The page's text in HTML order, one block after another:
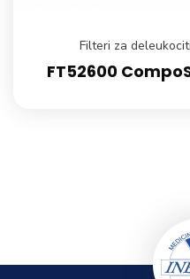
Filteri za
FT52600